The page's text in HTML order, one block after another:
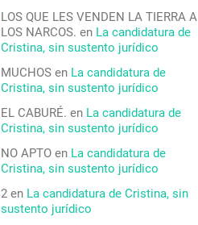
LOS QUE LES VENDEN LA TIERRA A
LOS NARCOS. en La candidatura de
Cristina, sin sustento jurídico
MUCHOS en La candidatura de
Cristina, sin sustento jurídico
EL CABURÉ. en La candidatura de
Cristina, sin sustento jurídico
NO APTO en La candidatura de
Cristina, sin sustento jurídico
2 en La candidatura de Cristina, sin
sustento jurídico